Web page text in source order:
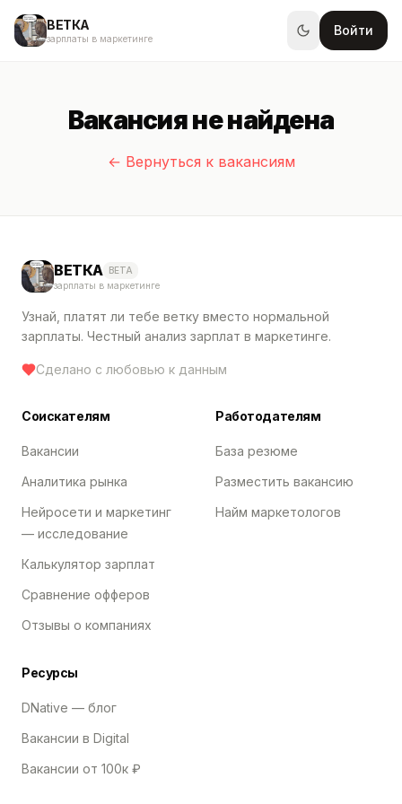
ВЕТКА
зарплаты в маркетинге
Войти
Вакансия не найдена
← Вернуться к вакансиям
ВЕТКА BETA
зарплаты в маркетинге
Узнай, платят ли тебе ветку вместо нормальной
зарплаты. Честный анализ зарплат в маркетинге.
Сделано с любовью к данным
Соискателям
Вакансии
Аналитика рынка
Нейросети и маркетинг
— исследование
Калькулятор зарплат
Сравнение офферов
Отзывы о компаниях
Работодателям
База резюме
Разместить вакансию
Найм маркетологов
Ресурсы
DNative — блог
Вакансии в Digital
Вакансии от 100к ₽